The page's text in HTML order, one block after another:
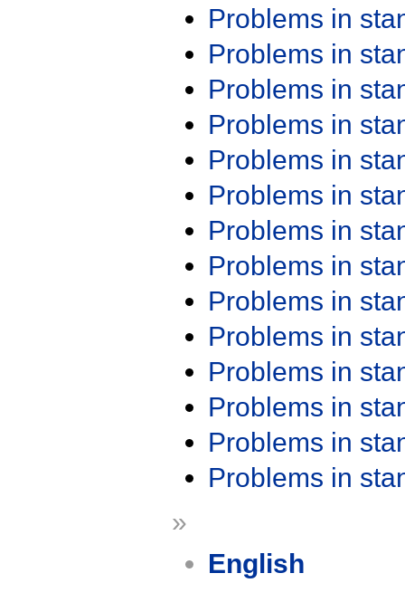
Problems in
Problems in
Problems in
Problems in
Problems in
Problems in
Problems in
Problems in
Problems in
Problems in
Problems in
Problems in
Problems in
Problems in
»
English